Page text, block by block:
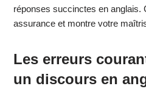
réponses succinctes en anglais.
assurance et montre votre
Les erreurs
un discours en